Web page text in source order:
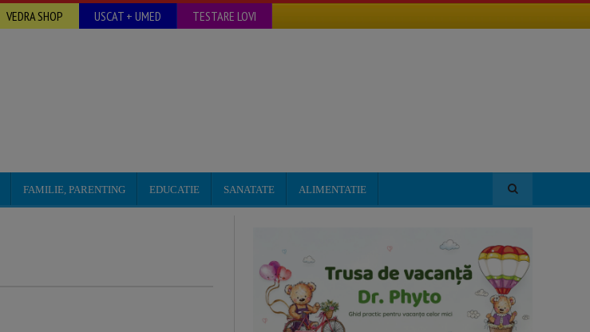
VEDRA SHOP USCAT + UMED TESTARE LOVI
FAMILIE, PARENTING EDUCATIE SANATATE ALIMENTATIE